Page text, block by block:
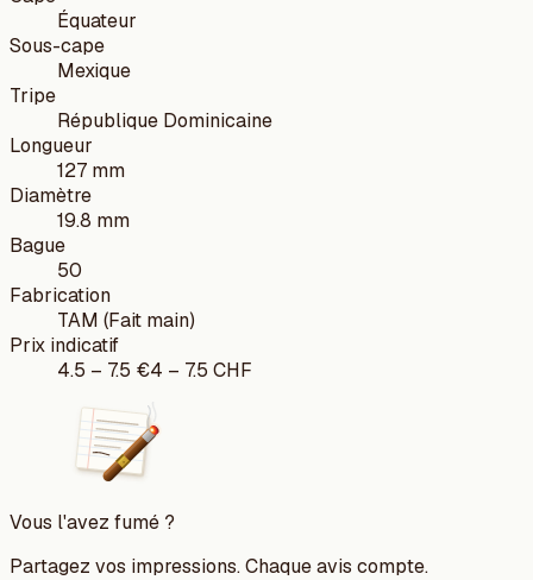
Équateur
Sous-cape
Mexique
Tripe
République Dominicaine
Longueur
127 mm
Diamètre
19.8 mm
Bague
50
Fabrication
TAM (Fait main)
Prix indicatif
4.5 – 7.5 €4 – 7.5 CHF
Vous l'avez fumé ?
Partagez vos impressions. Chaque avis compte.